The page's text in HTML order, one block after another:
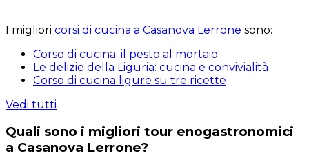
I migliori corsi di cucina a Casanova Lerrone sono:
Corso di cucina: il pesto al mortaio
Le delizie della Liguria: cucina e convivialità
Corso di cucina ligure su tre ricette
Vedi tutti
Quali sono i migliori tour enogastronomici
a Casanova Lerrone?